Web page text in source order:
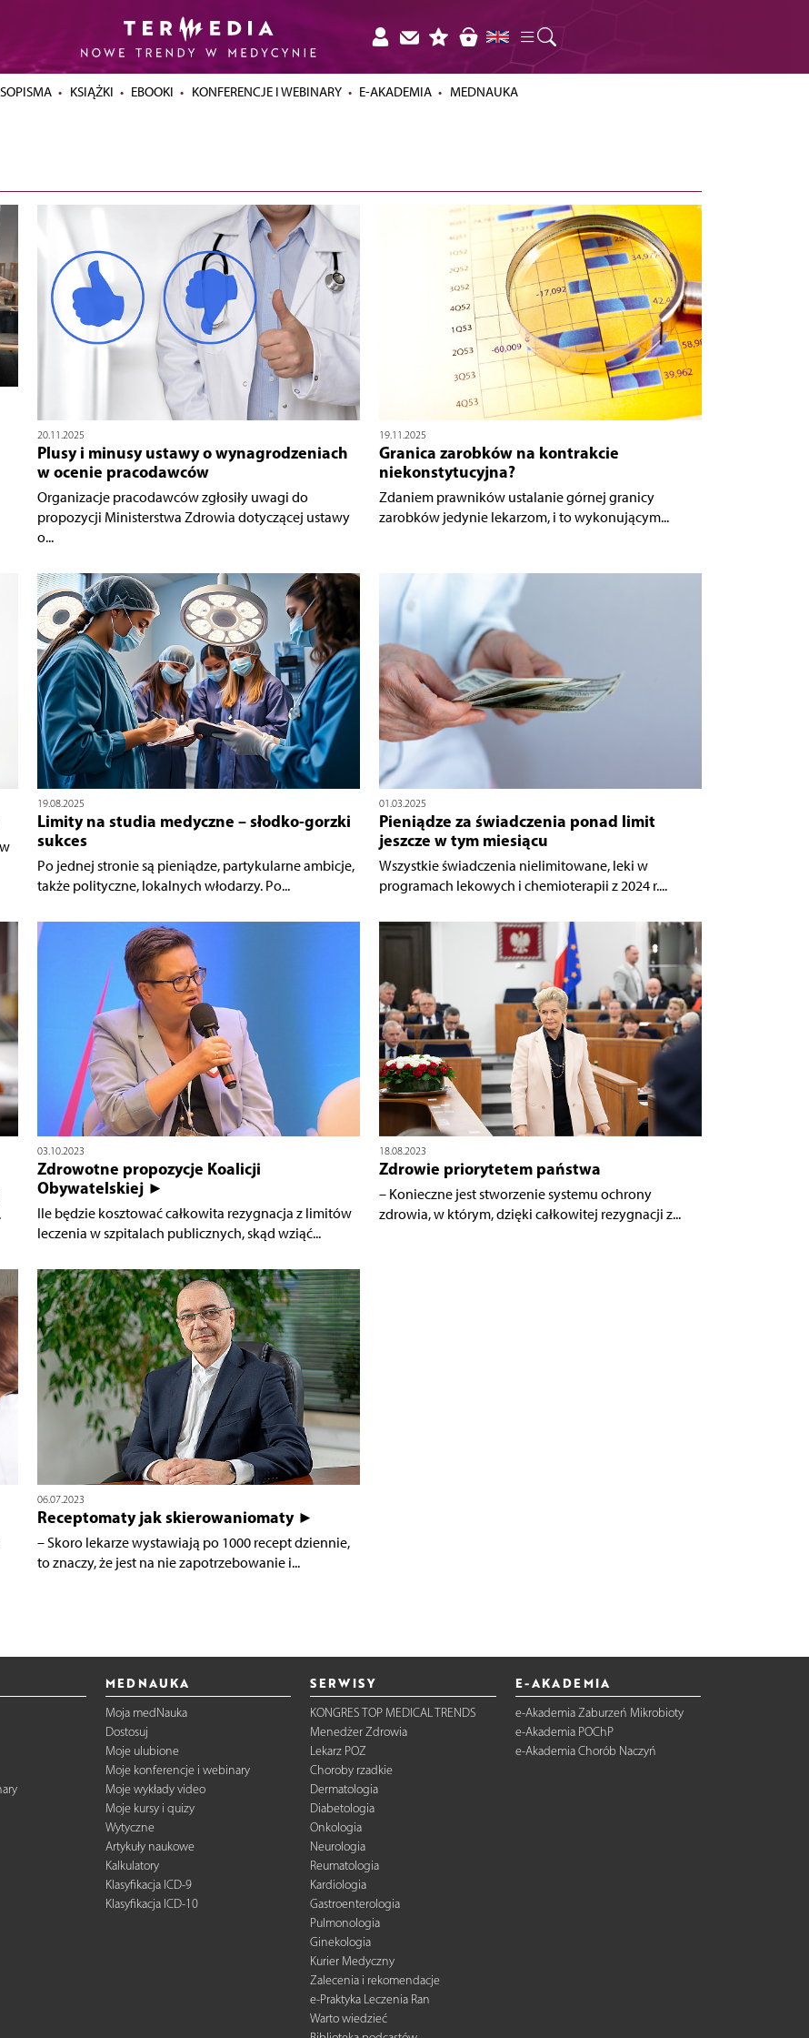
KSIĄŻKI EBOOKI KONFERENCJE I WEBINARY E-AKADEMIA MEDNAUKA
20.11.2025
Plusy i minusy ustawy o wynagrodzeniach
w ocenie pracodawców
Organizacje pracodawców zgłosiły uwagi do
propozycji Ministerstwa Zdrowia dotyczącej ustawy
o...
19.11.2025
Granica zarobków na kontrakcie
niekonstytucyjna?
Zdaniem prawników ustalanie górnej granicy
zarobków jedynie lekarzom, i to wykonującym...
19.08.2025
Limity na studia medyczne – słodko-gorzki
sukces
Po jednej stronie są pieniądze, partykularne ambicje,
także polityczne, lokalnych włodarzy. Po...
01.03.2025
Pieniądze za świadczenia ponad limit
jeszcze w tym miesiącu
Wszystkie świadczenia nielimitowane, leki w
programach lekowych i chemioterapii z 2024 r....
03.10.2023
Zdrowotne propozycje Koalicji
Obywatelskiej ►
Ile będzie kosztować całkowita rezygnacja z limitów
leczenia w szpitalach publicznych, skąd wziąć...
18.08.2023
Zdrowie priorytetem państwa
– Konieczne jest stworzenie systemu ochrony
zdrowia, w którym, dzięki całkowitej rezygnacji z...
06.07.2023
Receptomaty jak skierowaniomaty ►
– Skoro lekarze wystawiają po 1000 recept dziennie,
to znaczy, że jest na nie zapotrzebowanie i...
MEDNAUKA
Moja medNauka
Dostosuj
Moje ulubione
Moje konferencje i webinary
Moje wykłady video
Moje kursy i quizy
Wytyczne
Artykuły naukowe
Kalkulatory
Klasyfikacja ICD-9
Klasyfikacja ICD-10
SERWISY
KONGRES TOP MEDICAL TRENDS
Menedżer Zdrowia
Lekarz POZ
Choroby rzadkie
Dermatologia
Diabetologia
Onkologia
Neurologia
Reumatologia
Kardiologia
Gastroenterologia
Pulmonologia
Ginekologia
Kurier Medyczny
Zalecenia i rekomendacje
e-Praktyka Leczenia Ran
Warto wiedzieć
E-AKADEMIA
e-Akademia Zaburzeń Mikrobioty
e-Akademia POChP
e-Akademia Chorób Naczyń